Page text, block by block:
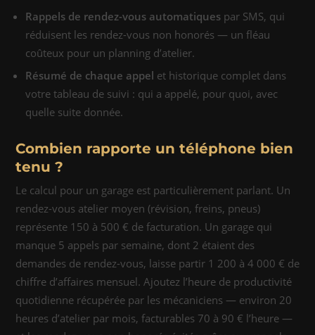
Rappels de rendez-vous automatiques par SMS, qui
réduisent les rendez-vous non honorés — un fléau
coûteux pour un planning d’atelier.
Résumé de chaque appel et historique complet dans
votre tableau de suivi : qui a appelé, pour quoi, avec
quelle suite donnée.
Combien rapporte un téléphone bien
tenu ?
Le calcul pour un garage est particulièrement parlant. Un
rendez-vous atelier moyen (révision, freins, pneus)
représente 150 à 500 € de facturation. Un garage qui
manque 5 appels par semaine, dont 2 étaient des
demandes de rendez-vous, laisse partir 1 200 à 4 000 € de
chiffre d’affaires mensuel. Ajoutez l’heure de productivité
quotidienne récupérée par les mécaniciens — environ 20
heures d’atelier par mois, facturables 70 à 90 € l’heure —